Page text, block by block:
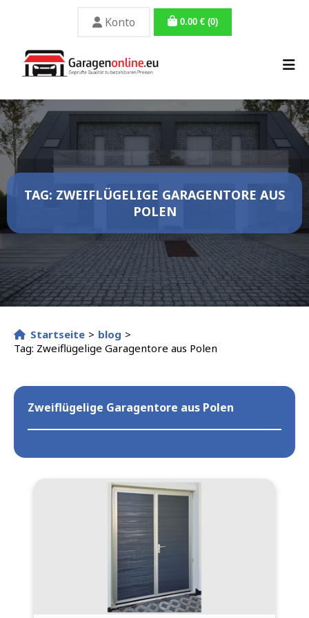
Konto 0.00 € (0)
TAG: ZWEIFLÜGELIGE GARAGENTORE AUS
POLEN
Startseite > blog >
Tag: Zweiflügelige Garagentore aus Polen
Zweiflügelige Garagentore aus Polen